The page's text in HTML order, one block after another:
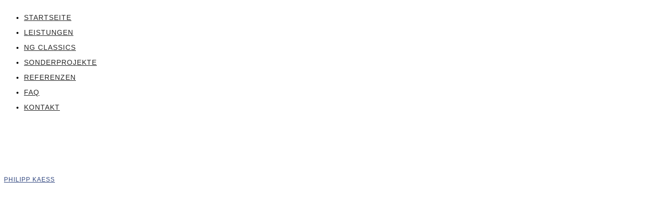
STARTSEITE
LEISTUNGEN
NG CLASSICS
SONDERPROJEKTE
REFERENZEN
FAQ
KONTAKT
PHILIPP KAESS